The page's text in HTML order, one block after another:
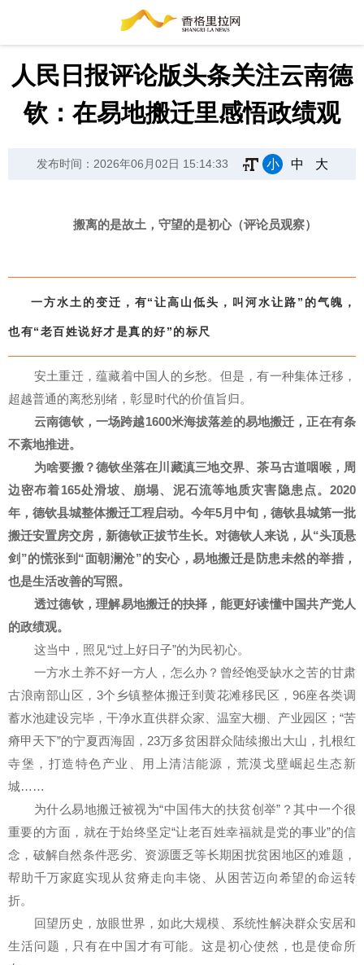
人民日报评论版头条关注云南德
钦：在易地搬迁里感悟政绩观
发布时间：2026年06月02日 15:14:33 小 中 大
搬离的是故土，守望的是初心（评论员观察）
一方水土的变迁，有“让高山低头，叫河水让路”的气魄，
也有“老百姓说好才是真的好”的标尺
安土重迁，蕴藏着中国人的乡愁。但是，有一种集体迁移，
超越普通的离愁别绪，彰显时代的价值旨归。
云南德钦，一场跨越1600米海拔落差的易地搬迁，正在有条
不紊地推进。
为啥要搬？德钦坐落在川藏滇三地交界、茶马古道咽喉，周
边密布着165处滑坡、崩塌、泥石流等地质灾害隐患点。2020
年，德钦县城整体搬迁工程启动。今年5月中旬，德钦县城第一批
搬迁安置房交房，新德钦正拔节生长。对德钦人来说，从“头顶悬
剑”的慌张到“面朝澜沧”的安心，易地搬迁是防患未然的举措，
也是生活改善的写照。
透过德钦，理解易地搬迁的抉择，能更好读懂中国共产党人
的政绩观。
这当中，照见“过上好日子”的为民初心。
一方水土养不好一方人，怎么办？曾经饱受缺水之苦的甘肃
古浪南部山区，3个乡镇整体搬迁到黄花滩移民区，96座各类调
蓄水池建设完毕，干净水直供群众家、温室大棚、产业园区；“苦
瘠甲天下”的宁夏西海固，23万多贫困群众陆续搬出大山，扎根红
寺堡，打造特色产业、用上清洁能源，荒漠戈壁崛起生态新
城……
为什么易地搬迁被视为“中国伟大的扶贫创举”？其中一个很
重要的方面，就在于始终坚定“让老百姓幸福就是党的事业”的信
念，破解自然条件恶劣、资源匮乏等长期困扰贫困地区的难题，
帮助千万家庭实现从贫瘠走向丰饶、从困苦迈向希望的命运转
折。
回望历史，放眼世界，如此大规模、系统性解决群众安居和
生活问题，只有在中国才有可能。这是初心使然，也是使命所